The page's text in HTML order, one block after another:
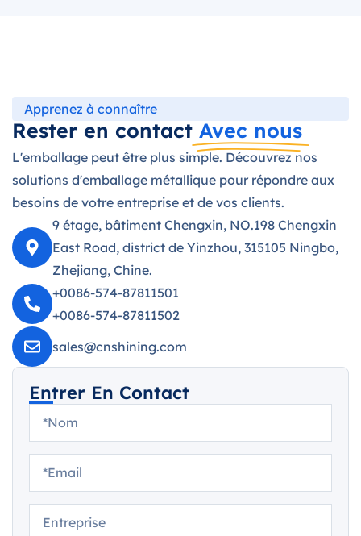
Apprenez à connaître
Rester en contact Avec nous
L'emballage peut être plus simple. Découvrez nos
solutions d'emballage métallique pour répondre aux
besoins de votre entreprise et de vos clients.
9 étage, bâtiment Chengxin, NO.198 Chengxin
East Road, district de Yinzhou, 315105 Ningbo,
Zhejiang, Chine.
+0086-574-87811501
+0086-574-87811502
sales@cnshining.com
Entrer En Contact